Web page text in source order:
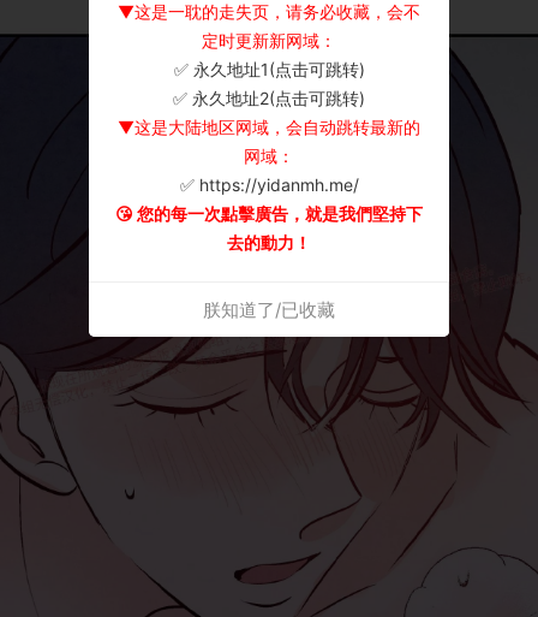
▼这是一耽的走失页，请务必收藏，会不
定时更新新网域：
✅ 永久地址1(点击可跳转)
✅ 永久地址2(点击可跳转)
▼这是大陆地区网域，会自动跳转最新的
网域：
✅ https://yidanmh.me/
😘 您的每一次點擊廣告，就是我們堅持下
去的動力！
朕知道了/已收藏